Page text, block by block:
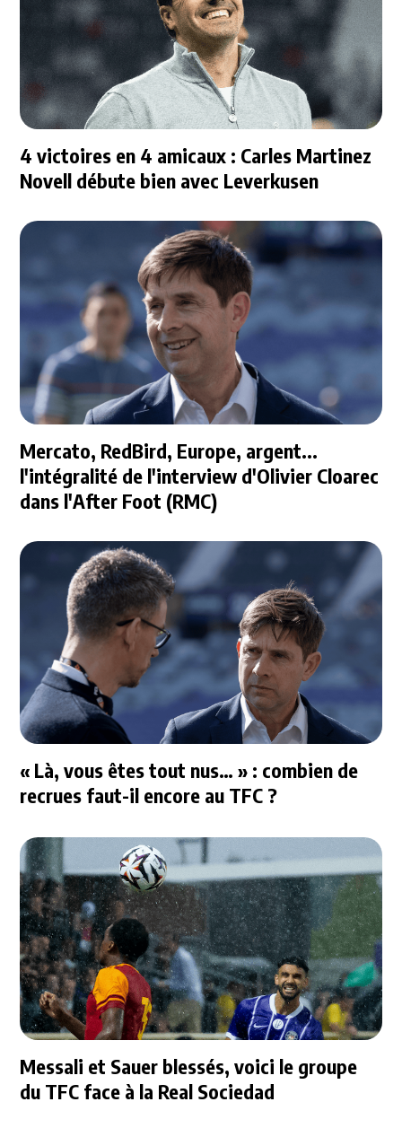
4 victoires en 4 amicaux : Carles Martinez
Novell débute bien avec Leverkusen
Mercato, RedBird, Europe, argent...
l'intégralité de l'interview d'Olivier Cloarec
dans l'After Foot (RMC)
« Là, vous êtes tout nus… » : combien de
recrues faut-il encore au TFC ?
Messali et Sauer blessés, voici le groupe
du TFC face à la Real Sociedad